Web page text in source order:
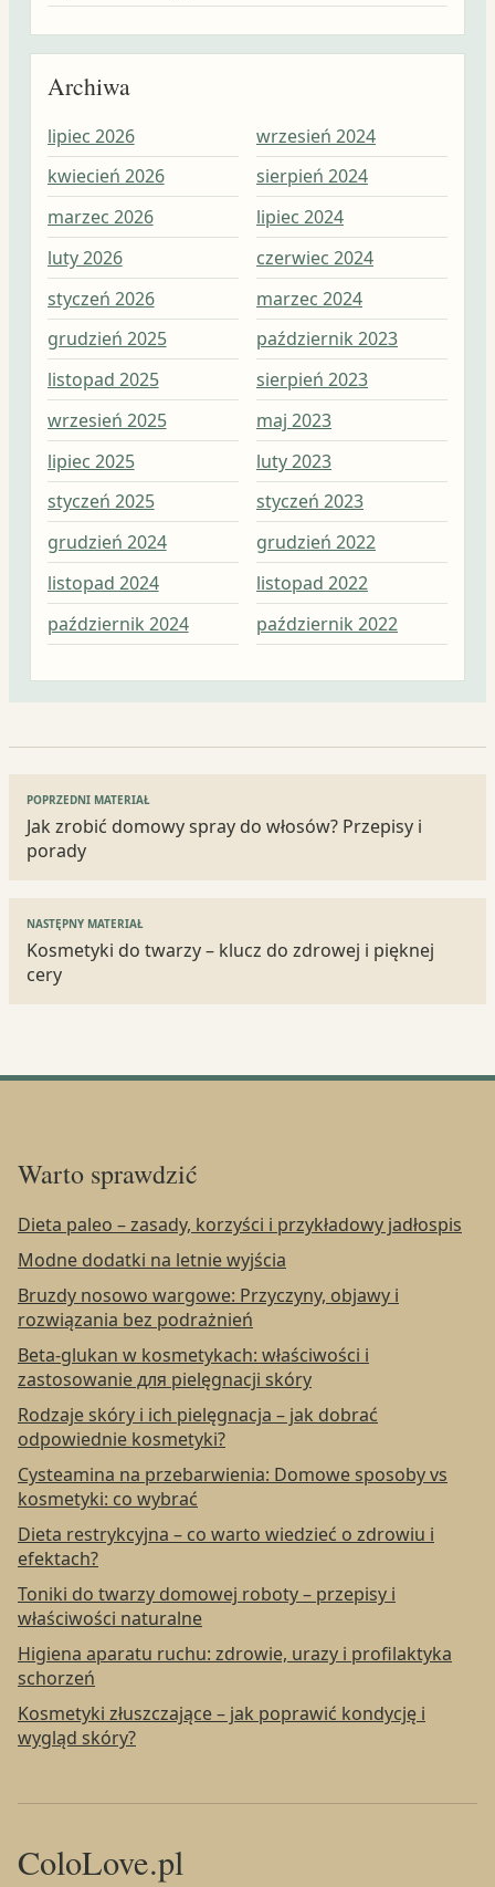
Archiwa
lipiec 2026
kwiecień 2026
marzec 2026
luty 2026
styczeń 2026
grudzień 2025
listopad 2025
wrzesień 2025
lipiec 2025
styczeń 2025
grudzień 2024
listopad 2024
październik 2024
wrzesień 2024
sierpień 2024
lipiec 2024
czerwiec 2024
marzec 2024
październik 2023
sierpień 2023
maj 2023
luty 2023
styczeń 2023
grudzień 2022
listopad 2022
październik 2022
Nawigacja
wpisu
POPRZEDNI MATERIAŁ
Jak zrobić domowy spray do włosów? Przepisy i
porady
NASTĘPNY MATERIAŁ
Kosmetyki do twarzy – klucz do zdrowej i pięknej
cery
Warto sprawdzić
Dieta paleo – zasady, korzyści i przykładowy jadłospis
Modne dodatki na letnie wyjścia
Bruzdy nosowo wargowe: Przyczyny, objawy i
rozwiązania bez podrażnień
Beta-glukan w kosmetykach: właściwości i
zastosowanie для pielęgnacji skóry
Rodzaje skóry i ich pielęgnacja – jak dobrać
odpowiednie kosmetyki?
Cysteamina na przebarwienia: Domowe sposoby vs
kosmetyki: co wybrać
Dieta restrykcyjna – co warto wiedzieć o zdrowiu i
efektach?
Toniki do twarzy domowej roboty – przepisy i
właściwości naturalne
Higiena aparatu ruchu: zdrowie, urazy i profilaktyka
schorzeń
Kosmetyki złuszczające – jak poprawić kondycję i
wygląd skóry?
ColoLove.pl